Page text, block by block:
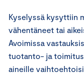
Kyselyssä kysyttiin
vähentäneet tai
Avoimissa
tuotanto- ja
aineille